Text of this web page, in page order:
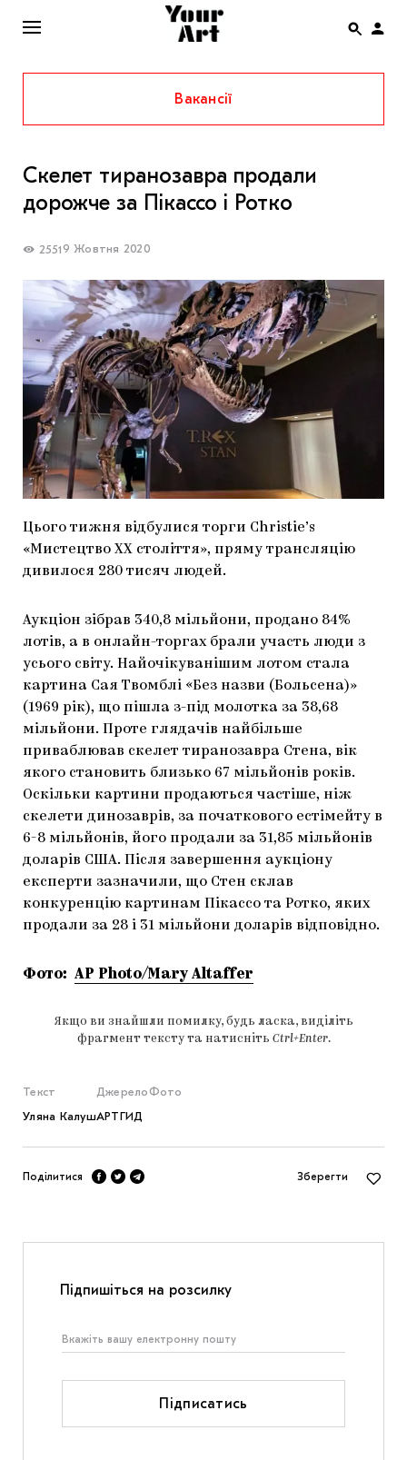
ENG
НОВИНИ
АФІША
ІНТЕРВ’Ю
КОЛОНКИ
СПЕЦПРОЄКТИ
THE UKRAINIAN PAVILION AT VENICE BIENNALE
2022
МАРІУПОЛЬСЬКІ МАРГІНАЛІЇ
ДОСЛІДНИЦЬКА ПЛАТФОРМА
ЗАПАЛЕННЯ
CARPATHIAN CULT ПРО РІЗДВЯНІ СВЯТА
Вакансії
Скелет тиранозавра продали
дорожче за Пікассо і Ротко
2551 9 Жовтня 2020
Цього тижня відбулися торги Christie’s
«Мистецтво XX століття», пряму трансляцію
дивилося 280 тисяч людей.
Аукціон зібрав 340,8 мільйони, продано 84%
лотів, а в онлайн-торгах брали участь люди з
усього світу. Найочікуванішим лотом стала
картина Сая Твомблі «Без назви (Больсена)»
(1969 рік), що пішла з-під молотка за 38,68
мільйони. Проте глядачів найбільше
приваблював скелет тиранозавра Стена, вік
якого становить близько 67 мільйонів років.
Оскільки картини продаються частіше, ніж
скелети динозаврів, за початкового естімейту в
6-8 мільйонів, його продали за 31,85 мільйонів
доларів США. Після завершення аукціону
експерти зазначили, що Стен склав
конкуренцію картинам Пікассо та Ротко, яких
продали за 28 і 31 мільйони доларів відповідно.
Фото: AP Photo/Mary Altaffer
Якщо ви знайшли помилку, будь ласка, виділіть
фрагмент тексту та натисніть Ctrl+Enter.
Текст
Уляна Калуш
Джерело
АРТГИД
Фото
Поділитися Зберегти
Підпишіться на розсилку
Підписатись